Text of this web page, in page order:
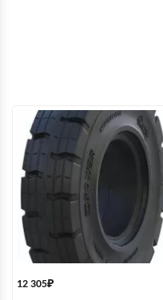
12 305₽